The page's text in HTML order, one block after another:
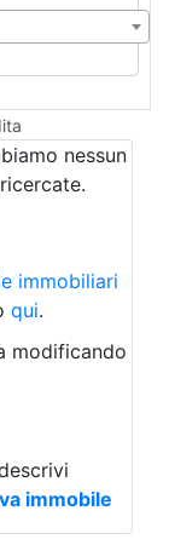
nessun
immobiliari
qui.
modificando
immobile